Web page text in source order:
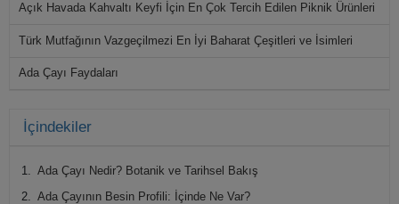
Açık Havada Kahvaltı Keyfi İçin En Çok Tercih Edilen Piknik Ürünleri
Türk Mutfağının Vazgeçilmezi En İyi Baharat Çeşitleri ve İsimleri
Ada Çayı Faydaları
Marmelat Nedir? Nasıl Yapılır?
Helva Kilo Aldırır mı?
İçindekiler
Ada Çayı Nedir? Botanik ve Tarihsel Bakış
Ada Çayının Besin Profili: İçinde Ne Var?